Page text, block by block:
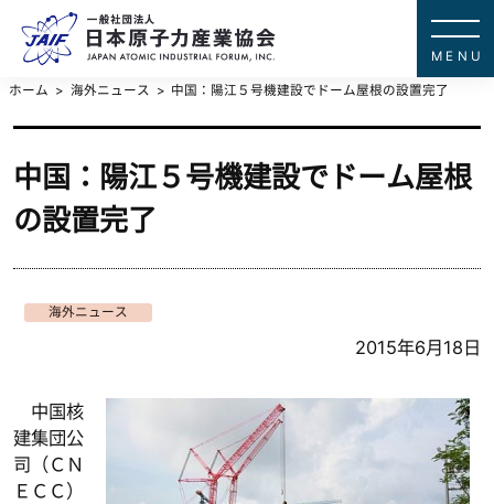
ホーム 海外ニュース 中国：陽江５号機建設でドーム屋根の設置完了
中国：陽江５号機建設でドーム屋根
の設置完了
海外ニュース
2015年6月18日
中国核
建集団公
司（ＣＮ
ＥＣＣ）